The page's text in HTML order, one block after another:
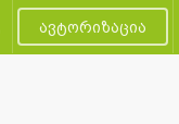
ავტორიზაცია